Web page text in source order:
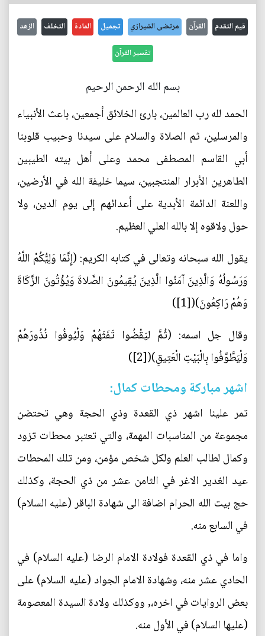
قيم التقدم القرآن مرتضى الشيرازي تجميل المادة التخلف الزهد
تفسير القرآن
بسم الله الرحمن الرحيم
الحمد لله رب العالمين، بارئ الخلائق أجمعين، باعث الأنبياء
والمرسلين، ثم الصلاة والسلام على سيدنا وحبيب قلوبنا
أبي القاسم المصطفى محمد وعلى أهل بيته الطيبين
الطاهرين الأبرار المنتجبين، سيما خليفة الله في الأرضين،
واللعنة الدائمة الأبدية على أعدائهم إلى يوم الدين، ولا
حول ولاقوه إلا بالله العلي العظيم.
يقول الله سبحانه وتعالى في كتابه الكريم: (إِنَّمَا وَلِيُّكُمْ اللَّهُ
وَرَسُولُهُ وَالَّذِينَ آمَنُوا الَّذِينَ يُقِيمُونَ الصَّلاةَ وَيُؤْتُونَ الزَّكَاةَ
وَهُمْ رَاكِعُونَ)([1])
وقال جل اسمه: (ثُمَّ ليَقْضُوا تَفَثَهُمْ وَلْيُوفُوا نُذُورَهُمْ
وَلْيَطَّوَّفُوا بِالْبَيْتِ الْعَتِيقِ)([2])
اشهر مباركة ومحطات كمال:
تمر علينا اشهر ذي القعدة وذي الحجة وهي تحتضن
مجموعة من المناسبات المهمة، والتي تعتبر محطات تزود
وكمال لطالب العلم ولكل شخص مؤمن، ومن تلك المحطات
عيد الغدير الاغر في الثامن عشر من ذي الحجة، وكذلك
حج بيت الله الحرام اضافة الى شهادة الباقر (عليه السلام)
في السابع منه.
واما في ذي القعدة فولادة الامام الرضا (عليه السلام) في
الحادي عشر منه، وشهادة الامام الجواد (عليه السلام) على
بعض الروايات في اخره،, ووكذلك ولادة السيدة المعصومة
(عليها السلام) في الأول منه.